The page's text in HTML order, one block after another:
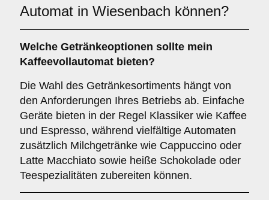
Automat in Wiesenbach können?
Welche Getränkeoptionen sollte mein
Kaffeevollautomat bieten?
Die Wahl des Getränkesortiments hängt von
den Anforderungen Ihres Betriebs ab. Einfache
Geräte bieten in der Regel Klassiker wie Kaffee
und Espresso, während vielfältige Automaten
zusätzlich Milchgetränke wie Cappuccino oder
Latte Macchiato sowie heiße Schokolade oder
Teespezialitäten zubereiten können.